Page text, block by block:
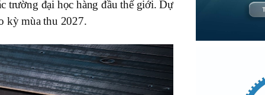
trường đại học hàng đầu thế giới. Dự
kỳ mùa thu 2027.